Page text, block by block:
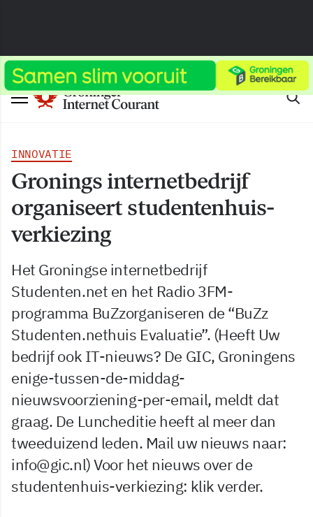
INNOVATIE
Gronings internetbedrijf
organiseert studentenhuis-
verkiezing
Het Groningse internetbedrijf
Studenten.net en het Radio 3FM-
programma BuZzorganiseren de “BuZz
Studenten.nethuis Evaluatie”. (Heeft Uw
bedrijf ook IT-nieuws? De GIC, Groningens
enige-tussen-de-middag-
nieuwsvoorziening-per-email, meldt dat
graag. De Luncheditie heeft al meer dan
tweeduizend leden. Mail uw nieuws naar:
info@gic.nl) Voor het nieuws over de
studentenhuis-verkiezing: klik verder.